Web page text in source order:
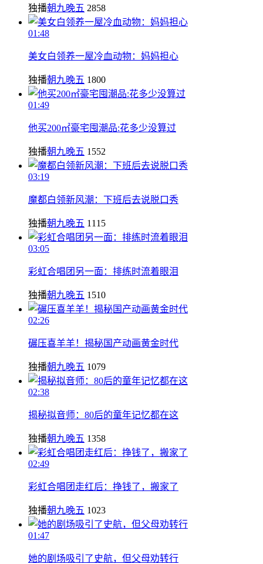
独播朝九晚五 2858
01:48
美女白领养一屋冷血动物：妈妈担心
独播朝九晚五 1800
01:49
他买200㎡豪宅囤潮品:花多少没算过
独播朝九晚五 1552
03:19
魔都白领新风潮：下班后去说脱口秀
独播朝九晚五 1115
03:05
彩虹合唱团另一面：排练时流着眼泪
独播朝九晚五 1510
02:26
碾压喜羊羊！揭秘国产动画黄金时代
独播朝九晚五 1079
02:38
揭秘拟音师：80后的童年记忆都在这
独播朝九晚五 1358
02:49
彩虹合唱团走红后：挣钱了，搬家了
独播朝九晚五 1023
01:47
她的剧场吸引了史航，但父母劝转行